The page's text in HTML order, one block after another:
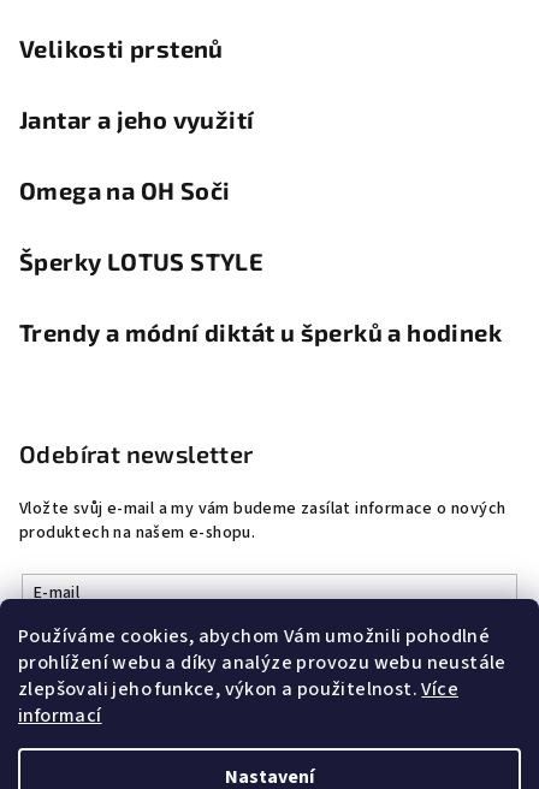
Používáme cookies, abychom Vám umožnili pohodlné
prohlížení webu a díky analýze provozu webu neustále
zlepšovali jeho funkce, výkon a použitelnost.Více
informací
Nastavení
Velikosti prstenů
Jantar a jeho využití
Omega na OH Soči
Šperky LOTUS STYLE
Trendy a módní diktát u šperků a hodinek
Odebírat newsletter
Vložte svůj e-mail a my vám budeme zasílat informace o nových
produktech na našem e-shopu.
E-mail
Vložením e-mailu souhlasíte spodmínkami ochrany osobních
údajů
Přihlásit se